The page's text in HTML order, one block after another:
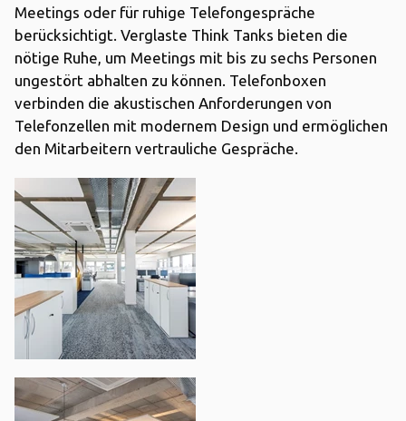
Meetings oder für ruhige Telefongespräche
berücksichtigt. Verglaste Think Tanks bieten die
nötige Ruhe, um Meetings mit bis zu sechs Personen
ungestört abhalten zu können. Telefonboxen
verbinden die akustischen Anforderungen von
Telefonzellen mit modernem Design und ermöglichen
den Mitarbeitern vertrauliche Gespräche.